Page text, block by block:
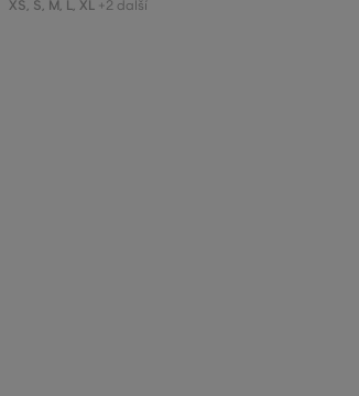
XS, S, M, L, XL +2 další